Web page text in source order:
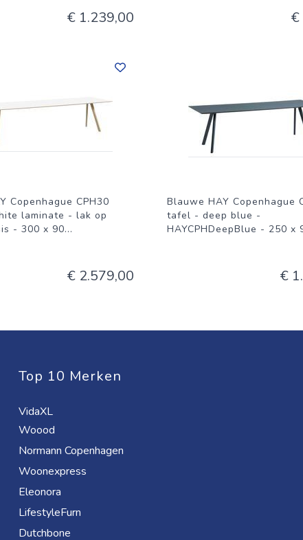
€ 1.239,00 €
Copenhague CPH30
laminate - lak op
- 300 x 90...
€ 2.579,00
Blauwe HAY Copenhague
tafel - deep blue -
HAYCPHDeepBlue - 250 x
€
Top 10 Merken
VidaXL
Woood
Normann Copenhagen
Woonexpress
Eleonora
LifestyleFurn
Dutchbone